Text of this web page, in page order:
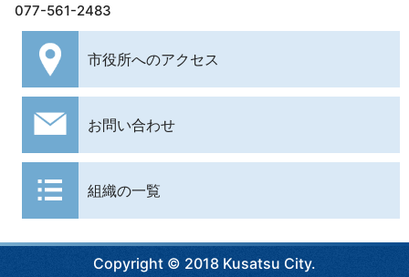
077-561-2483
市役所へのアクセス
お問い合わせ
組織の一覧
Copyright © 2018 Kusatsu City.